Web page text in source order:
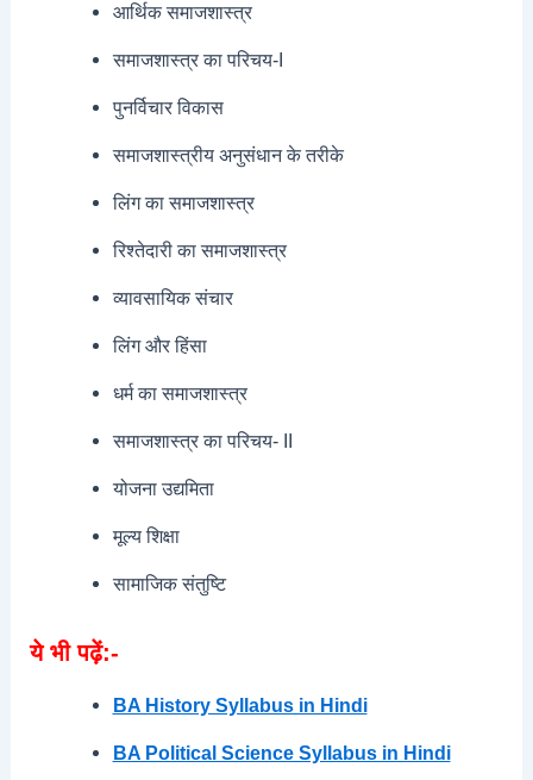
आर्थिक समाजशास्त्र
समाजशास्त्र का परिचय-I
पुनर्विचार विकास
समाजशास्त्रीय अनुसंधान के तरीके
लिंग का समाजशास्त्र
रिश्तेदारी का समाजशास्त्र
व्यावसायिक संचार
लिंग और हिंसा
धर्म का समाजशास्त्र
समाजशास्त्र का परिचय- II
योजना उद्यमिता
मूल्य शिक्षा
सामाजिक संतुष्टि
ये भी पढ़ें:-
BA History Syllabus in Hindi
BA Political Science Syllabus in Hindi